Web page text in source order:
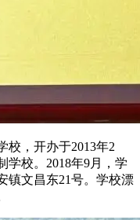
，开办于2013年2
学校。2018年9月，学
镇文昌东21号。学校漂